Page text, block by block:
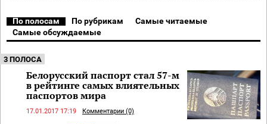
По полосам По рубрикам
Самые читаемые
Самые обсуждаемые
3 ПОЛОСА
Белорусский паспорт стал 57-м
в рейтинге самых влиятельных
паспортов мира
17.01.2017 17:19 Комментарии (0)